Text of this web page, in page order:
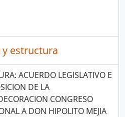
estructura
ACUERDO LEGISLATIVO E
DE LA
CONGRESO
A DON HIPOLITO MEJIA